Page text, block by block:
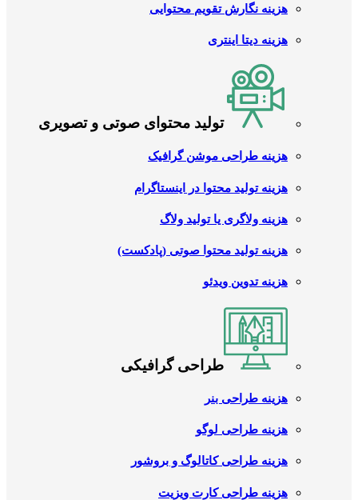
هزینه نگارش تقویم محتوایی
هزینه دیتا اینتری
تولید محتوای صوتی و تصویری
هزینه طراحی موشن گرافیک
هزینه تولید محتوا در اینستاگرام
هزینه ولاگری یا تولید ولاگ
هزینه تولید محتوا صوتی (پادکست)
هزینه تدوین ویدئو
طراحی گرافیکی
هزینه طراحی بنر
هزینه طراحی لوگو
هزینه طراحی کاتالوگ و بروشور
هزینه طراحی کارت ویزیت